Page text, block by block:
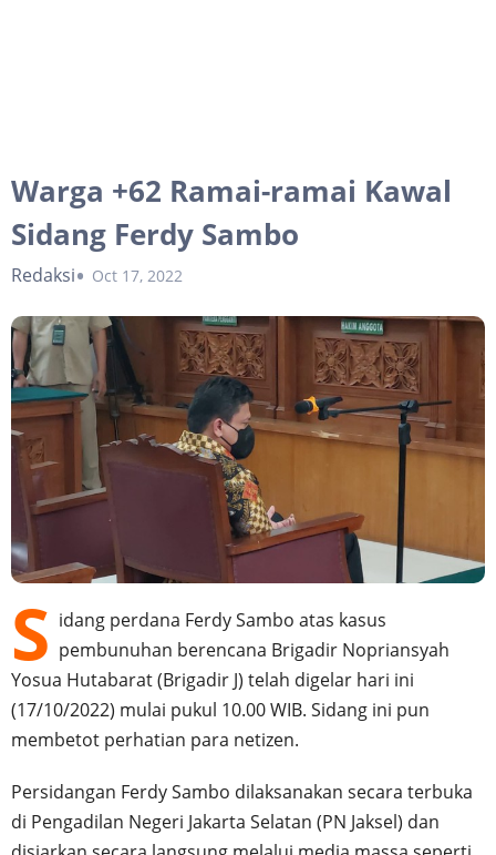
Warga +62 Ramai-ramai Kawal
Sidang Ferdy Sambo
Redaksi Oct 17, 2022
S idang perdana Ferdy Sambo atas kasus
pembunuhan berencana Brigadir Nopriansyah
Yosua Hutabarat (Brigadir J) telah digelar hari ini
(17/10/2022) mulai pukul 10.00 WIB. Sidang ini pun
membetot perhatian para netizen.
Persidangan Ferdy Sambo dilaksanakan secara terbuka
di Pengadilan Negeri Jakarta Selatan (PN Jaksel) dan